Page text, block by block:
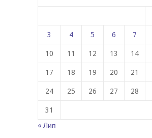
3 4 5 6 7
10 11 12 13 14
17 18 19 20 21
24 25 26 27 28
31
« Лип